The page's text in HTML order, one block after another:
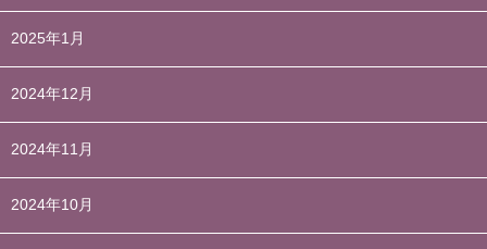
2025年1月
2024年12月
2024年11月
2024年10月